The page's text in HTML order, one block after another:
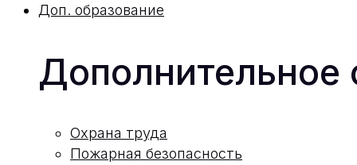
Доп. образование
Дополнительное
Охрана труда
Пожарная безопасность